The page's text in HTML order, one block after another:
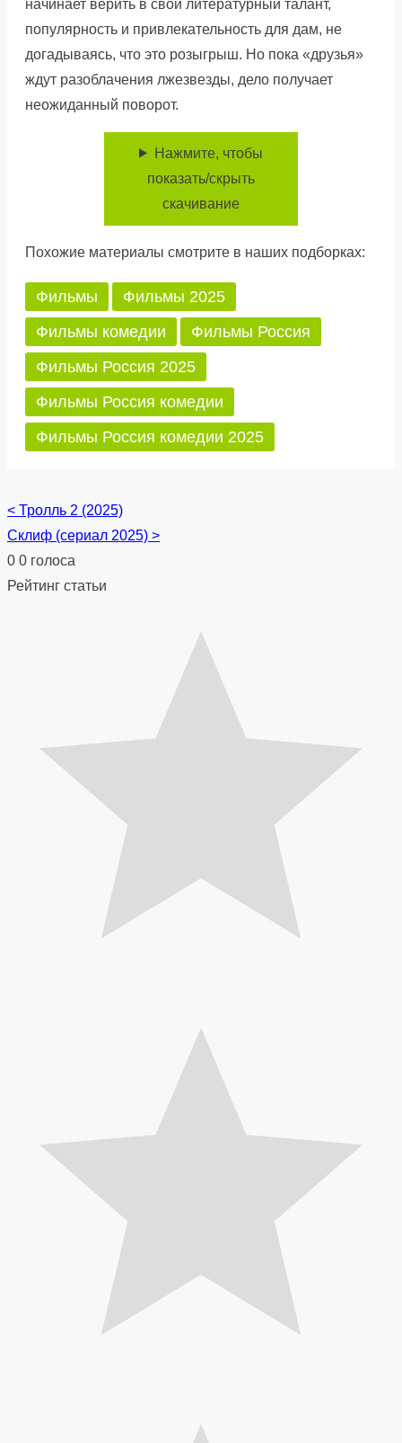
начинает верить в свой литературный талант,
популярность и привлекательность для дам, не
догадываясь, что это розыгрыш. Но пока «друзья»
ждут разоблачения лжезвезды, дело получает
неожиданный поворот.
Нажмите, чтобы
показать/скрыть
скачивание
Похожие материалы смотрите в наших подборках:
Фильмы
Фильмы 2025
Фильмы комедии
Фильмы Россия
Фильмы Россия 2025
Фильмы Россия комедии
Фильмы Россия комедии 2025
Posts
navigation
< Тролль 2 (2025)
Склиф (сериал 2025) >
0 0 голоса
Рейтинг статьи